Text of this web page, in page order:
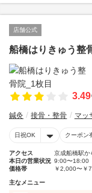
店舗公式
船橋はりきゅう整
3.49
鍼灸 接骨・整骨 マッ
日祝OK クーポン
アクセス
京成船橋駅か
本日の営業状況 9:00〜18:00
価格帯
￥2,000〜￥
主なメニュー